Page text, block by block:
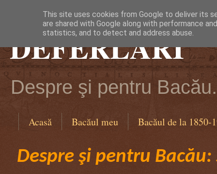
DEFERLĂRI
Despre şi pentru
Acasă Bacăul meu Bacăul de la 1850-
Despre şi pentru
This site uses cookies from Google to deliver its
are shared with Google along with performance
statistics, and to detect and address abuse.